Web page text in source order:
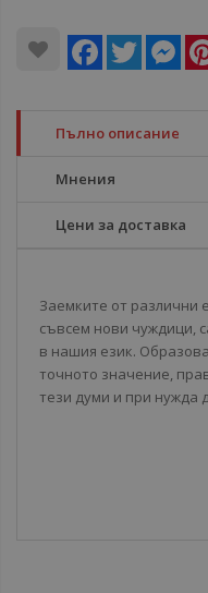
Facebook
Twitter
Пълно описание
Мнения
Цени за доставка
Заемките от различни
съвсем нови чуждици,
в нашия език.
точното значение,
тези думи и при нужда